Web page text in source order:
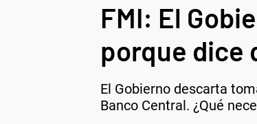
FMI: El
porque dice
El Gobierno descarta
Banco Central. ¿Qué